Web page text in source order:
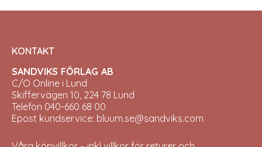
KONTAKT
SANDVIKS FÖRLAG AB
C/O Online i Lund
Skiffervägen 10, 224 78 Lund
Telefon 040-660 68 00
Epost kundservice: bluum.se@sandviks.com